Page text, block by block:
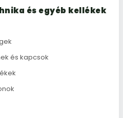
és egyéb kellékek
és kapcsok